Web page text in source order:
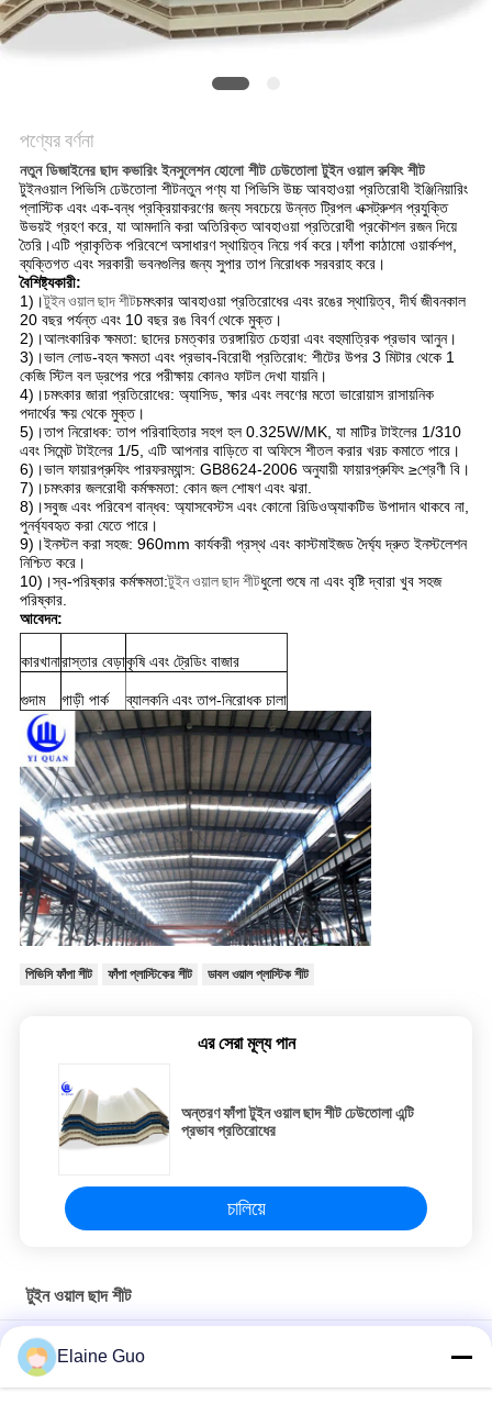
গোপনীয়তা
পণ্যের বর্ণনা
নতুন ডিজাইনের ছাদ কভারিং ইনসুলেশন হোলো শীট ঢেউতোলা টুইন ওয়াল রুফিং শীট
টুইনওয়াল পিভিসি ঢেউতোলা শীটনতুন পণ্য যা পিভিসি উচ্চ আবহাওয়া প্রতিরোধী ইঞ্জিনিয়ারিং
প্লাস্টিক এবং এক-বন্ধ প্রক্রিয়াকরণের জন্য সবচেয়ে উন্নত ট্রিপল এক্সট্রুশন প্রযুক্তি
উভয়ই গ্রহণ করে, যা আমদানি করা অতিরিক্ত আবহাওয়া প্রতিরোধী প্রকৌশল রজন দিয়ে
তৈরি।এটি প্রাকৃতিক পরিবেশে অসাধারণ স্থায়িত্ব নিয়ে গর্ব করে।ফাঁপা কাঠামো ওয়ার্কশপ,
ব্যক্তিগত এবং সরকারী ভবনগুলির জন্য সুপার তাপ নিরোধক সরবরাহ করে।
বৈশিষ্ট্যকারী:
1)।টুইন ওয়াল ছাদ শীটচমৎকার আবহাওয়া প্রতিরোধের এবং রঙের স্থায়িত্ব, দীর্ঘ জীবনকাল
20 বছর পর্যন্ত এবং 10 বছর রঙ বিবর্ণ থেকে মুক্ত।
2)।আলংকারিক ক্ষমতা: ছাদের চমত্কার তরঙ্গায়িত চেহারা এবং বহুমাত্রিক প্রভাব আনুন।
3)।ভাল লোড-বহন ক্ষমতা এবং প্রভাব-বিরোধী প্রতিরোধ: শীটের উপর 3 মিটার থেকে 1
কেজি স্টিল বল ড্রপের পরে পরীক্ষায় কোনও ফাটল দেখা যায়নি।
4)।চমৎকার জারা প্রতিরোধের: অ্যাসিড, ক্ষার এবং লবণের মতো ভারোয়াস রাসায়নিক
পদার্থের ক্ষয় থেকে মুক্ত।
5)।তাপ নিরোধক: তাপ পরিবাহিতার সহগ হল 0.325W/MK, যা মাটির টাইলের 1/310
এবং সিমেন্ট টাইলের 1/5, এটি আপনার বাড়িতে বা অফিসে শীতল করার খরচ কমাতে পারে।
6)।ভাল ফায়ারপ্রুফিং পারফরম্যান্স: GB8624-2006 অনুযায়ী ফায়ারপ্রুফিং ≥শ্রেণী বি।
7)।চমৎকার জলরোধী কর্মক্ষমতা: কোন জল শোষণ এবং ঝরা.
8)।সবুজ এবং পরিবেশ বান্ধব: অ্যাসবেস্টস এবং কোনো রিডিওঅ্যাকটিভ উপাদান থাকবে না,
পুনর্ব্যবহৃত করা যেতে পারে।
9)।ইনস্টল করা সহজ: 960mm কার্যকরী প্রস্থ এবং কাস্টমাইজড দৈর্ঘ্য দ্রুত ইনস্টলেশন
নিশ্চিত করে।
10)।স্ব-পরিষ্কার কর্মক্ষমতা:টুইন ওয়াল ছাদ শীটধুলো শুষে না এবং বৃষ্টি দ্বারা খুব সহজ
পরিষ্কার.
আবেদন:
কারখানারাস্তার বেড়াকৃষি এবং ট্রেডিং বাজার
গুদাম গাড়ী পার্ক ব্যালকনি এবং তাপ-নিরোধক চালা
পিভিসি ফাঁপা শীট ফাঁপা প্লাস্টিকের শীট ডাবল ওয়াল প্লাস্টিক শীট
এর সেরা মূল্য পান
অন্তরণ ফাঁপা টুইন ওয়াল ছাদ শীট ঢেউতোলা এন্টি
প্রভাব প্রতিরোধের
চালিয়ে
টুইন ওয়াল ছাদ শীট
ফ্যাক্টরির ফাঁপা ছাদের টাইলের জন্য তাপ নিরোধক পিভিসি 3 স্তরের টুইন ওয়াল ছাদের শীট
ফ্যাক্টরি ফার্মহাউস ওয়াল ক্ল্যাডিংয়ের জন্য মাল্টি লেয়ার পিভিসি টুইন ওয়াল হোলো রুফ শীট
Elaine Guo